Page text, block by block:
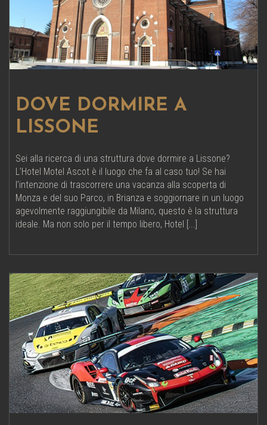
DOVE DORMIRE A
LISSONE
Sei alla ricerca di una struttura dove dormire a Lissone?
L’Hotel Motel Ascot è il luogo che fa al caso tuo! Se hai
l’intenzione di trascorrere una vacanza alla scoperta di
Monza e del suo Parco, in Brianza e soggiornare in un luogo
agevolmente raggiungibile da Milano, questo è la struttura
ideale. Ma non solo per il tempo libero, Hotel [...]